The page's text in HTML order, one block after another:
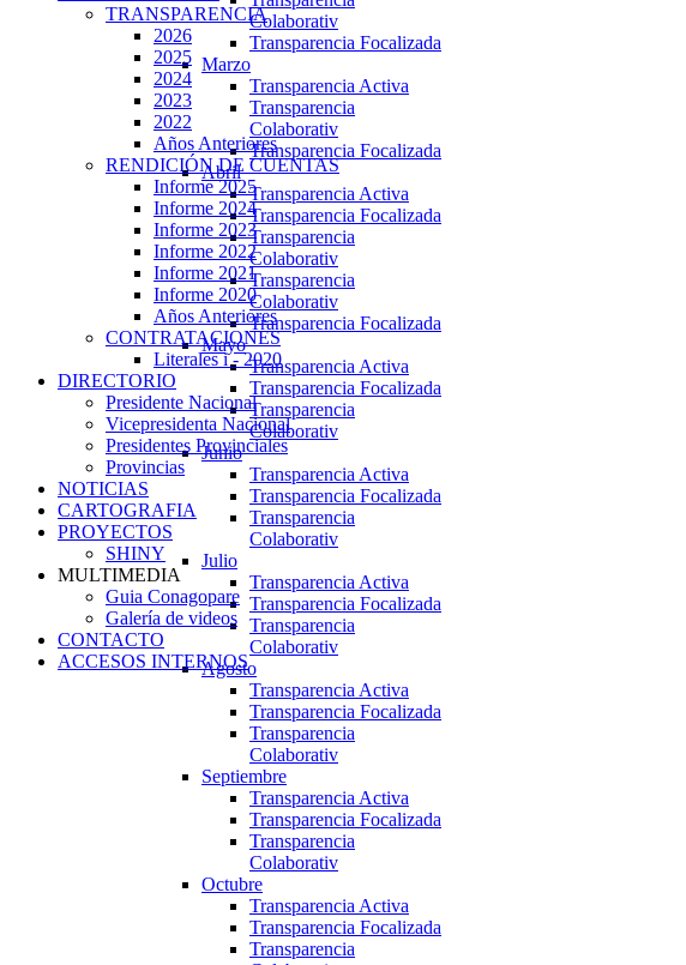
Colaborativ
Transparencia Focalizada
Marzo
Transparencia Activa
Transparencia
Colaborativ
Transparencia Focalizada
Abril
Transparencia Activa
Transparencia Focalizada
Transparencia
Colaborativ
Transparencia
Colaborativ
Transparencia Focalizada
Mayo
Transparencia Activa
Transparencia Focalizada
Transparencia
Colaborativ
Junio
Transparencia Activa
Transparencia Focalizada
Transparencia
Colaborativ
Julio
Transparencia Activa
Transparencia Focalizada
Transparencia
Colaborativ
Agosto
Transparencia Activa
Transparencia Focalizada
Transparencia
Colaborativ
Septiembre
Transparencia Activa
Transparencia Focalizada
Transparencia
Colaborativ
Octubre
Transparencia Activa
Transparencia Focalizada
Transparencia
TRANSPARENCIA
2026
2025
2024
2023
2022
Años Anteriores
RENDICIÓN DE CUENTAS
Informe 2025
Informe 2024
Informe 2023
Informe 2022
Informe 2021
Informe 2020
Años Anteriores
CONTRATACIONES
Literales i - 2020
DIRECTORIO
Presidente Nacional
Vicepresidenta Nacional
Presidentes Provinciales
Provincias
NOTICIAS
CARTOGRAFIA
PROYECTOS
SHINY
MULTIMEDIA
Guia Conagopare
Galería de videos
CONTACTO
ACCESOS INTERNOS